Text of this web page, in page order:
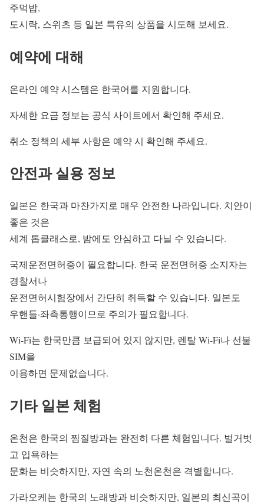
주먹밥,
도시락, 스위츠 등 일본 특유의 상품을 시도해 보세요.
예약에 대해
온라인 예약 시스템은 한국어를 지원합니다.
자세한 요금 정보는 공식 사이트에서 확인해 주세요.
취소 정책의 세부 사항은 예약 시 확인해 주세요.
안전과 실용 정보
일본은 한국과 마찬가지로 매우 안전한 나라입니다. 치안이
좋은 것은
세계 톱클래스로, 밤에도 안심하고 다닐 수 있습니다.
국제운전면허증이 필요합니다. 한국 운전면허증 소지자는
경찰서나
운전면허시험장에서 간단히 취득할 수 있습니다. 일본도
우핸들·좌측통행이므로 주의가 필요합니다.
Wi-Fi는 한국만큼 보급되어 있지 않지만, 렌탈 Wi-Fi나 선불
SIM을
이용하면 문제없습니다.
기타 일본 체험
온천은 한국의 찜질방과는 완전히 다른 체험입니다. 벌거벗
고 입욕하는
문화는 비슷하지만, 자연 속의 노천온천은 격별합니다.
가라오케는 한국의 노래방과 비슷하지만, 일본의 최신곡이